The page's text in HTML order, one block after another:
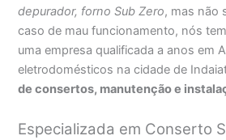
depurador, forno Sub Zero, mas não
caso de mau funcionamento, nós
uma empresa qualificada a anos em
eletrodomésticos na cidade de
de consertos, manutenção e
Especializada em Conserto